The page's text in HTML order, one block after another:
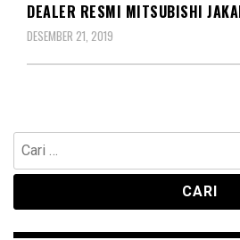
DEALER RESMI MITSUBISHI
DESEMBER 21, 2019
Cari
untuk: